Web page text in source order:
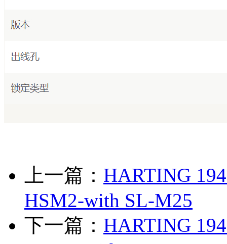
上一篇： HARTING
HSM2-with SL-M25
下一篇： HARTING